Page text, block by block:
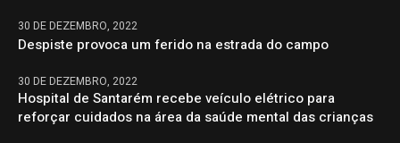
30 DE DEZEMBRO, 2022
Despiste provoca um ferido na estrada do campo
30 DE DEZEMBRO, 2022
Hospital de Santarém recebe veículo elétrico para
reforçar cuidados na área da saúde mental das crianças